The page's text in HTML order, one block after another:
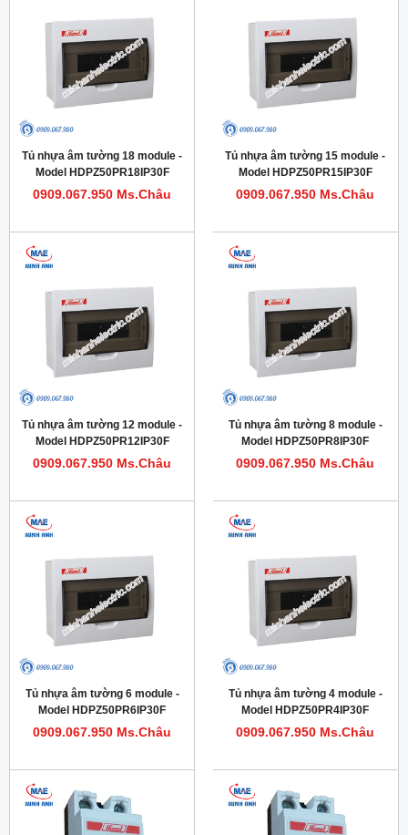
Tủ nhựa âm tường 18 module -
Model HDPZ50PR18IP30F
0909.067.950 Ms.Châu
Tủ nhựa âm tường 15 module -
Model HDPZ50PR15IP30F
0909.067.950 Ms.Châu
Tủ nhựa âm tường 12 module -
Model HDPZ50PR12IP30F
0909.067.950 Ms.Châu
Tủ nhựa âm tường 8 module -
Model HDPZ50PR8IP30F
0909.067.950 Ms.Châu
Tủ nhựa âm tường 6 module -
Model HDPZ50PR6IP30F
0909.067.950 Ms.Châu
Tủ nhựa âm tường 4 module -
Model HDPZ50PR4IP30F
0909.067.950 Ms.Châu